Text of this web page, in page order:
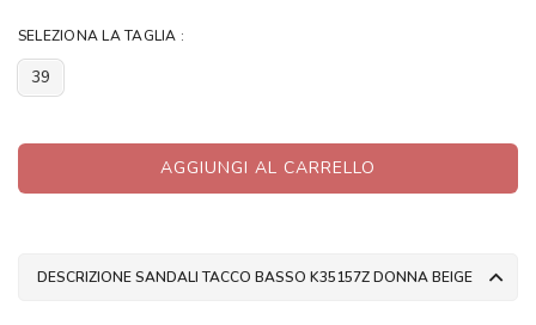
SELEZIONA LA TAGLIA :
39
AGGIUNGI AL CARRELLO
DESCRIZIONE SANDALI TACCO BASSO K35157Z DONNA BEIGE